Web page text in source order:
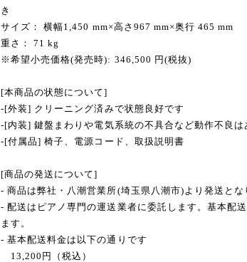
き
サイズ： 横幅1,450 mm×高さ967 mm×奥行 465 mm
重さ： 71 kg
※希望小売価格(発売時): 346,500 円(税抜)
[本商品の状態について]
-[外装] クリーニング済みで状態良好です
-[内装] 鍵盤まわりや電気系統の不具合など動作不良は
-[付属品] 椅子、電源コード、取扱説明書
[商品の発送について]
- 商品は弊社・八潮営業所(埼玉県八潮市)より発送とな
- 配送はピアノ専門の運送業者に委託します。基本配
ます。
- 基本配送料金は以下の通りです
13,200円（税込）